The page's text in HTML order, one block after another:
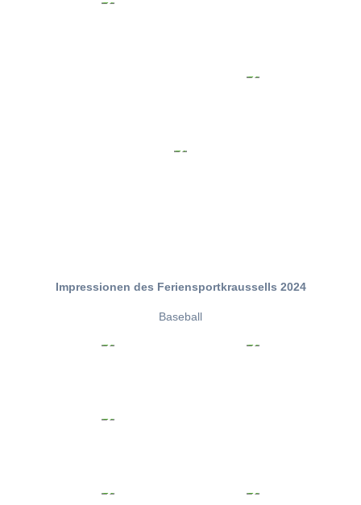
Impressionen des Feriensportkraussells 2024
Baseball